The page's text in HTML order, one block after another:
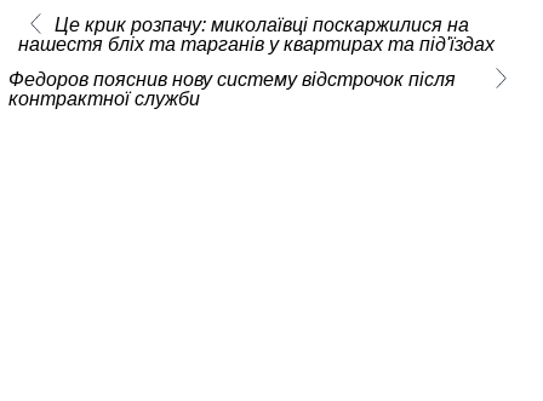
Це крик розпачу: миколаївці поскаржилися на
нашестя бліх та тарганів у квартирах та під'їздах
Федоров пояснив нову систему відстрочок після
контрактної служби